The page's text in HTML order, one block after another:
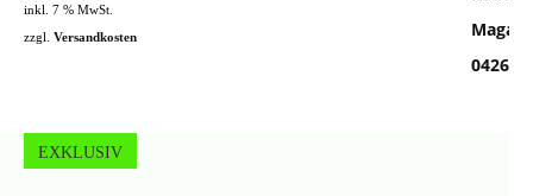
inkl. 7 % MwSt.
zzgl. Versandkosten
EXKLUSIV